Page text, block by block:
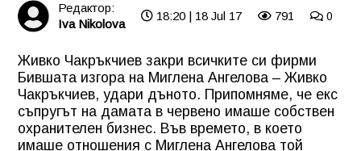
Редактор:
Iva Nikolova
18:20 | 18 Jul 17 791 0
Живко Чакръкчиев закри всичките си фирми
Бившата изгора на Миглена Ангелова – Живко
Чакръкчиев, удари дъното. Припомняме, че екс
съпругът на дамата в червено имаше собствен
охранителен бизнес. Във времето, в което
имаше отношения с Миглена Ангелова той